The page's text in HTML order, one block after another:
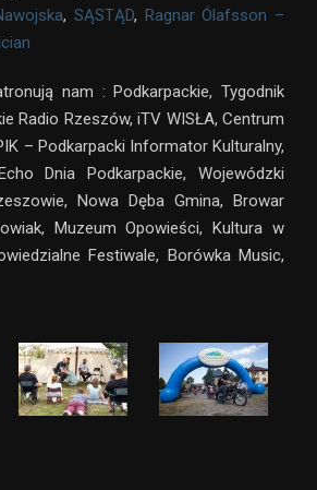
,SĄSTĄD, Ragnar Ólafsson –
nam : Podkarpackie, Tygodnik
Radio Rzeszów, iTV WISŁA, Centrum
– Podkarpacki Informator Kulturalny,
Dnia Podkarpackie, Wojewódzki
Nowa Dęba Gmina, Browar
Muzeum Opowieści, Kultura w
Festiwale, Borówka Music,